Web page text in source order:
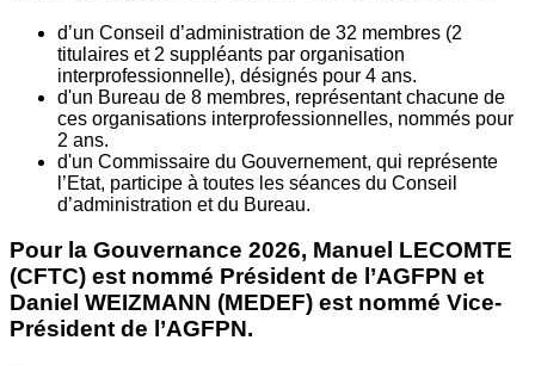
d’un Conseil d’administration de 32 membres (2
titulaires et 2 suppléants par organisation
interprofessionnelle), désignés pour 4 ans.
d'un Bureau de 8 membres, représentant chacune de
ces organisations interprofessionnelles, nommés pour
2 ans.
d'un Commissaire du Gouvernement, qui représente
l’Etat, participe à toutes les séances du Conseil
d’administration et du Bureau.
Pour la Gouvernance 2026, Manuel LECOMTE
(CFTC) est nommé Président de l’AGFPN et
Daniel WEIZMANN (MEDEF) est nommé Vice-
Président de l’AGFPN.